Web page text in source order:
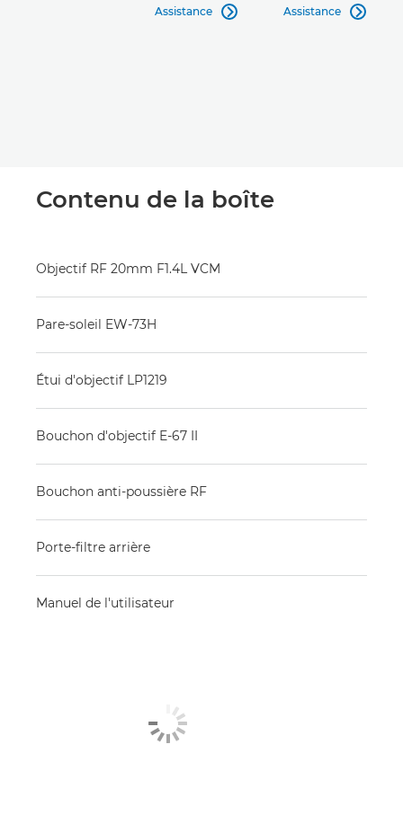
Assistance  Assistance 
Contenu de la boîte
Objectif RF 20mm F1.4L VCM
Pare-soleil EW-73H
Étui d'objectif LP1219
Bouchon d'objectif E-67 II
Bouchon anti-poussière RF
Porte-filtre arrière
Manuel de l'utilisateur